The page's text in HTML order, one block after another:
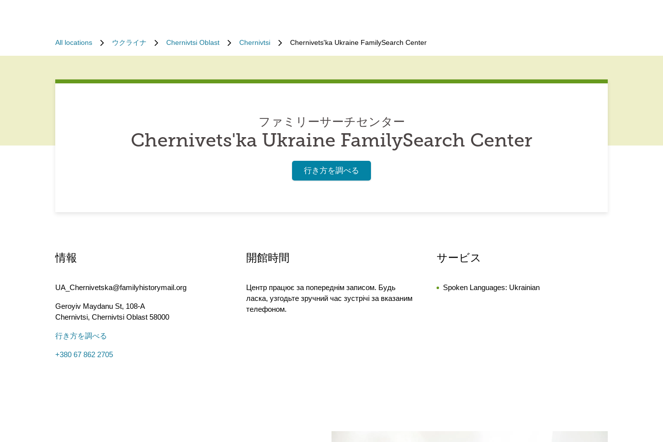
All locations ウクライナ Chernivtsi Oblast Chernivtsi Chernivets'ka Ukraine FamilySearch Center
ファミリーサーチセンター
Chernivets'ka Ukraine FamilySearch Center
行き方を調べる
情報
UA_Chernivetska@familyhistorymail.org
Geroyiv Maydanu St, 108-A
Chernivtsi, Chernivtsi Oblast 58000
行き方を調べる
+380 67 862 2705
開館時間
Центр працює за попереднім записом. Будь
ласка, узгодьте зручний час зустрічі за вказаним
телефоном.
サービス
Spoken Languages: Ukrainian